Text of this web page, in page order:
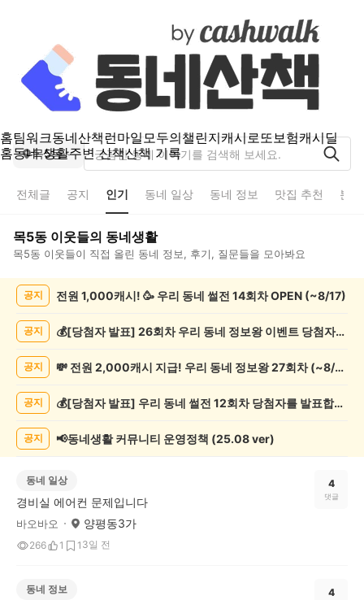
홈팀워크동네산책런마일모두의챌린지캐시로또보험캐시딜
홈동네 생활주변 산책산책 기록
목5동
전체글 공지 인기 동네 일상 동네 정보 맛집 추천 분
목5동 이웃들의 동네생활
목5동 이웃들이 직접 올린 동네 정보, 후기, 질문들을 모아봐요
공지 전원 1,000캐시! 🥳 우리 동네 썰전 14회차 OPEN (~8/17)
공지 💰[당첨자 발표] 26회차 우리 동네 정보왕 이벤트 당첨자를 발표합니다!
공지 💸 전원 2,000캐시 지급! 우리 동네 정보왕 27회차 (~8/10)
공지 💰[당첨자 발표] 우리 동네 썰전 12회차 당첨자를 발표합니다!
공지 📢동네생활 커뮤니티 운영정책 (25.08 ver)
동네 일상
경비실 에어컨 문제입니다
바오바오 양평동3가
266 1 1 3일 전
4
댓글
동네 정보 4